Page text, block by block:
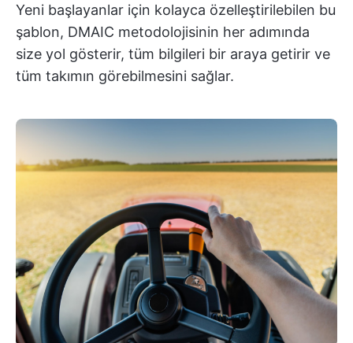
Yeni başlayanlar için kolayca özelleştirilebilen bu
şablon, DMAIC metodolojisinin her adımında
size yol gösterir, tüm bilgileri bir araya getirir ve
tüm takımın görebilmesini sağlar.